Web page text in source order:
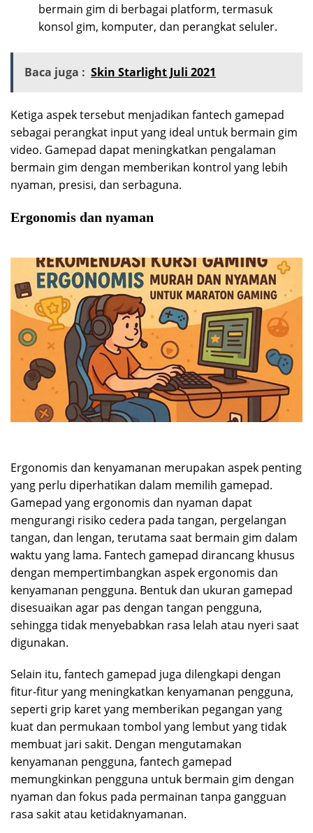
bermain gim di berbagai platform, termasuk
konsol gim, komputer, dan perangkat seluler.
Baca juga : Skin Starlight Juli 2021
Ketiga aspek tersebut menjadikan fantech gamepad
sebagai perangkat input yang ideal untuk bermain gim
video. Gamepad dapat meningkatkan pengalaman
bermain gim dengan memberikan kontrol yang lebih
nyaman, presisi, dan serbaguna.
Ergonomis dan nyaman
Ergonomis dan kenyamanan merupakan aspek penting
yang perlu diperhatikan dalam memilih gamepad.
Gamepad yang ergonomis dan nyaman dapat
mengurangi risiko cedera pada tangan, pergelangan
tangan, dan lengan, terutama saat bermain gim dalam
waktu yang lama. Fantech gamepad dirancang khusus
dengan mempertimbangkan aspek ergonomis dan
kenyamanan pengguna. Bentuk dan ukuran gamepad
disesuaikan agar pas dengan tangan pengguna,
sehingga tidak menyebabkan rasa lelah atau nyeri saat
digunakan.
Selain itu, fantech gamepad juga dilengkapi dengan
fitur-fitur yang meningkatkan kenyamanan pengguna,
seperti grip karet yang memberikan pegangan yang
kuat dan permukaan tombol yang lembut yang tidak
membuat jari sakit. Dengan mengutamakan
kenyamanan pengguna, fantech gamepad
memungkinkan pengguna untuk bermain gim dengan
nyaman dan fokus pada permainan tanpa gangguan
rasa sakit atau ketidaknyamanan.